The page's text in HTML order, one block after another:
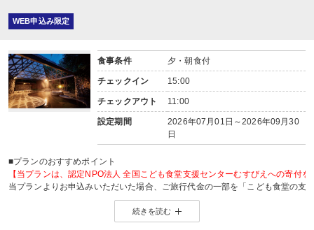
WEB申込み限定
食事条件 夕・朝食付
チェックイン 15:00
チェックアウト 11:00
設定期間
2026年07月01日～2026年09月30
日
■プランのおすすめポイント
【当プランは、認定NPO法人 全国こども食堂支援センターむすびえへの寄付
当プランよりお申込みいただいた場合、ご旅行代金の一部を「こども食堂の支
支援団体「 認定NPO法人 全国こども食堂支援センターむすびえ 」へ寄付いた
旅の思い出を作るとともに、あなたのご旅行で多くの子どもが笑顔で過ごせる
続きを読む